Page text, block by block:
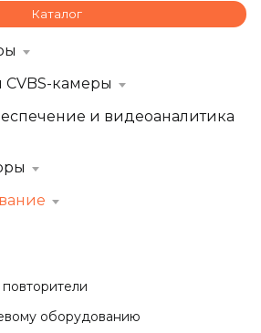
Каталог
камеры
и видеоаналитика
оборудованию